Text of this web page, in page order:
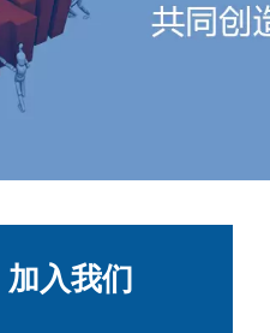
加入我们